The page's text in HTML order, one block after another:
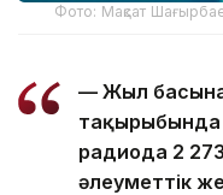
Фото: Мақсат
— Жыл басынан
радиода 2
әлеуметтік